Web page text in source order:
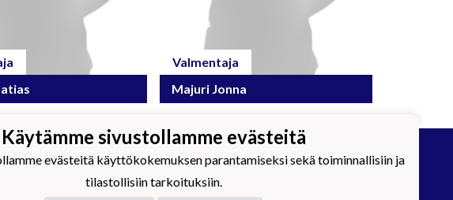
Valmentaja
Majuri Jonna
Käytämme sivustollamme evästeitä
evästeitä käyttökokemuksen parantamiseksi sekä toiminnallisiin ja
tilastollisiin tarkoituksiin.